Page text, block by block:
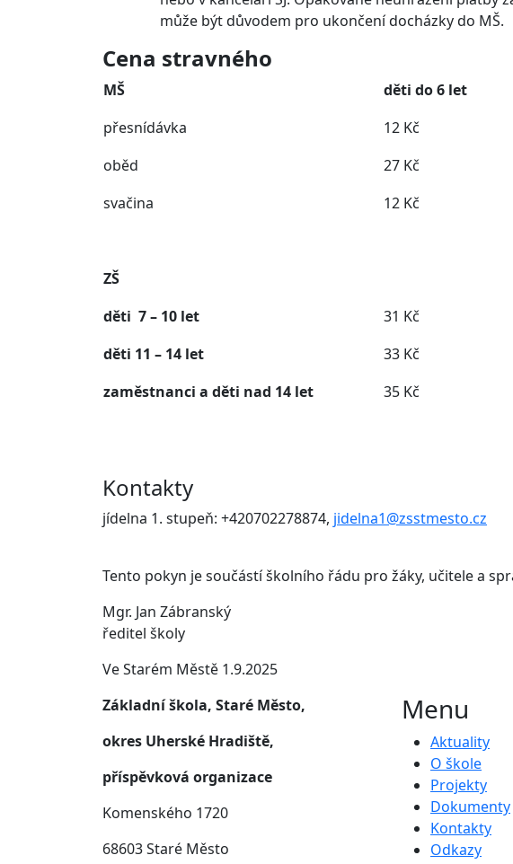
může být důvodem pro ukončení docházky do MŠ.
Cena stravného
MŠ děti do 6 let
přesnídávka
12 Kč
oběd
27 Kč
svačina
12 Kč
ZŠ
děti 7 – 10 let
31 Kč
děti 11 – 14 let
33 Kč
zaměstnanci a děti nad 14 let
35 Kč
Kontakty
jídelna 1. stupeň: +420702278874, jidelna1@zsstmesto.cz
Tento pokyn je součástí školního řádu pro žáky, učitele a
Mgr. Jan Zábranský
ředitel školy
Ve Starém Městě 1.9.2025
Základní škola, Staré Město,
okres Uherské Hradiště,
příspěvková organizace
Komenského 1720
68603 Staré Město
Menu
Aktuality
O škole
Projekty
Dokumenty
Kontakty
Odkazy